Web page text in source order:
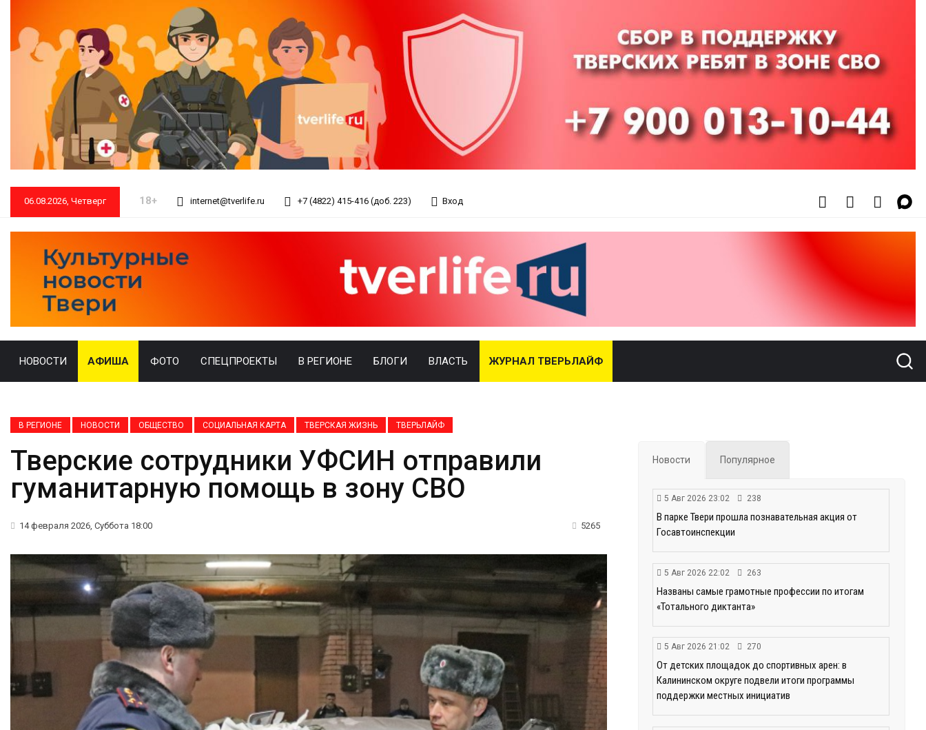
06.08.2026, Четверг 18+ internet@tverlife.ru +7 (4822) 415-416 (доб. 223) Вход
НОВОСТИ АФИША ФОТО СПЕЦПРОЕКТЫ В РЕГИОНЕ БЛОГИ ВЛАСТЬ ЖУРНАЛ ТВЕРЬЛАЙФ
В РЕГИОНЕ НОВОСТИ ОБЩЕСТВО СОЦИАЛЬНАЯ КАРТА ТВЕРСКАЯ ЖИЗНЬ ТВЕРЬЛАЙФ
Тверские сотрудники УФСИН отправили
гуманитарную помощь в зону СВО
14 февраля 2026, Суббота 18:00 5265
Новости Популярное
5 Авг 2026 23:02 238
В парке Твери прошла познавательная акция от
Госавтоинспекции
5 Авг 2026 22:02 263
Названы самые грамотные профессии по итогам
«Тотального диктанта»
5 Авг 2026 21:02 270
От детских площадок до спортивных арен: в
Калининском округе подвели итоги программы
поддержки местных инициатив